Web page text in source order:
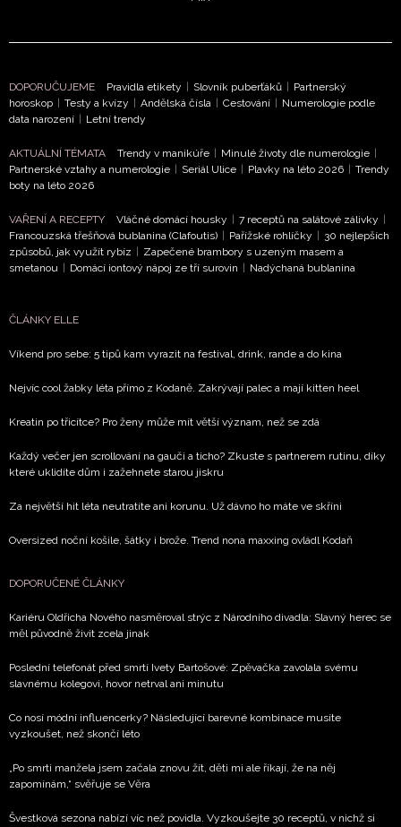
ochrany soukromí- BurdaMedia Extra s.r.o. bude s
Vašimi údaji pracovat zejména k organizaci a
Chcete navíc dostávat i další zajímavé a exkluzivní
informace od našich partnerů? Pokud souhlasíte se
soukromí BurdaMedia Extra s.r.o., zaškrtněte toto pole.
DOPORUČUJEME Pravidla etikety Slovník puberťáků
Partnerský
horoskop
Testy a kvízy Andělská čísla Cestování
Numerologie podle
data narození
Letní trendy
AKTUÁLNÍ TÉMATA Trendy v manikúře Minulé životy dle numerologie
Partnerské vztahy a numerologie
Seriál Ulice Plavky na léto 2026
Trendy
boty na léto 2026
VAŘENÍ A RECEPTY Vláčné domácí housky 7 receptů na salátové zálivky
Francouzská třešňová bublanina (Clafoutis)
Pařížské rohlíčky
30 nejlepších
způsobů, jak využít rybíz
Zapečené brambory s uzeným masem a
smetanou
Domácí iontový nápoj ze tří surovin Nadýchaná bublanina
ČLÁNKY ELLE
Víkend pro sebe: 5 tipů kam vyrazit na festival, drink, rande a do kina
Nejvíc cool žabky léta přímo z Kodaně. Zakrývají palec a mají kitten heel
Kreatin po třicítce? Pro ženy může mít větší význam, než se zdá
Každý večer jen scrollování na gauči a ticho? Zkuste s partnerem rutinu, díky
které uklidíte dům i zažehnete starou jiskru
Za největší hit léta neutratíte ani korunu. Už dávno ho máte ve skříni
Oversized noční košile, šátky i brože. Trend nona maxxing ovládl Kodaň
DOPORUČENÉ ČLÁNKY
Kariéru Oldřicha Nového nasměroval strýc z Národního divadla: Slavný herec se
měl původně živit zcela jinak
Poslední telefonát před smrtí Ivety Bartošové: Zpěvačka zavolala svému
slavnému kolegovi, hovor netrval ani minutu
Co nosí módní influencerky? Následující barevné kombinace musíte
vyzkoušet, než skončí léto
„Po smrti manžela jsem začala znovu žít, děti mi ale říkají, že na něj
zapomínám,“ svěřuje se Věra
Švestková sezona nabízí víc než povidla. Vyzkoušejte 30 receptů, v nichž si